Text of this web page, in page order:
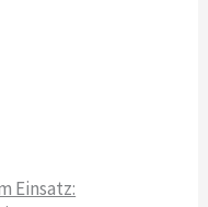
Einsatz: